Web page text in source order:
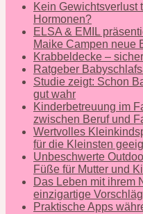
Kein Gewichtsverlust
Hormonen?
ELSA & EMIL
Maike Campen neue
Krabbeldecke –
Ratgeber
Studie zeigt: Schon
gut wahr
Kinderbetreuung im
zwischen Beruf und
Wertvolles
für die Kleinsten
Unbeschwerte
Füße für Mutter und
Das Leben mit ihrem
einzigartige
Praktische Apps